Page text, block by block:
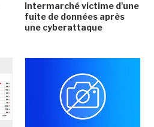
Intermarché victime d'une
fuite de données après
une cyberattaque